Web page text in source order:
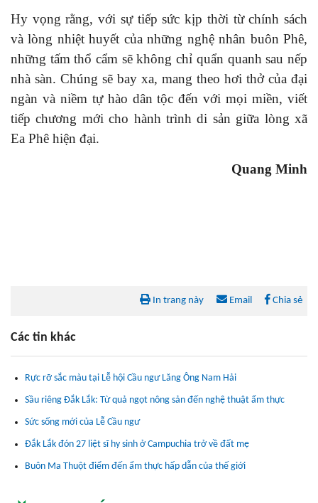
Hy vọng rằng, với sự tiếp sức kịp thời từ chính sách
và lòng nhiệt huyết của những nghệ nhân buôn Phê,
những tấm thổ cẩm sẽ không chỉ quẩn quanh sau nếp
nhà sàn. Chúng sẽ bay xa, mang theo hơi thở của đại
ngàn và niềm tự hào dân tộc đến với mọi miền, viết
tiếp chương mới cho hành trình di sản giữa lòng xã
Ea Phê hiện đại.
Quang Minh
In trang này Email Chia sẻ
Các tin khác
Rực rỡ sắc màu tại Lễ hội Cầu ngư Lăng Ông Nam Hải
Sầu riêng Đắk Lắk: Từ quả ngọt nông sản đến nghệ thuật ẩm thực
Sức sống mới của Lễ Cầu ngư
Đắk Lắk đón 27 liệt sĩ hy sinh ở Campuchia trở về đất mẹ
Buôn Ma Thuột điểm đến ẩm thực hấp dẫn của thế giới